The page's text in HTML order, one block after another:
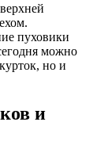
пуховики
можно
но и
и